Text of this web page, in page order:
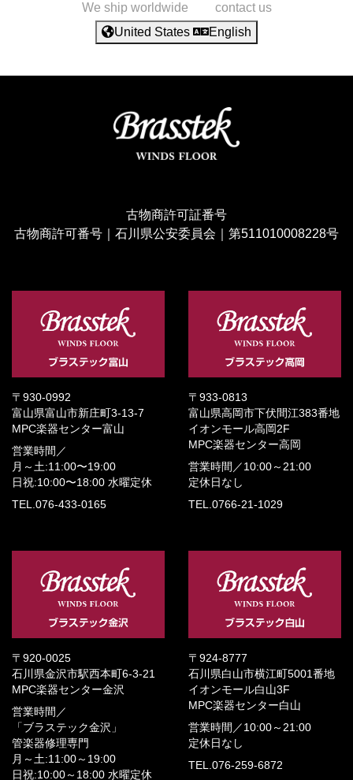
We ship worldwide
contact us
United States
English
古物商許可証番号
古物商許可番号｜石川県公安委員会｜第511010008228号
〒930-0992
富山県富山市新庄町3-13-7
MPC楽器センター富山
営業時間／
月～土:11:00〜19:00
日祝:10:00〜18:00 水曜定休
TEL.076-433-0165
〒933-0813
富山県高岡市下伏間江383番地
イオンモール高岡2F
MPC楽器センター高岡
営業時間／ 10:00～21:00
定休日なし
TEL.0766-21-1029
〒920-0025
石川県金沢市駅西本町6-3-21
MPC楽器センター金沢
営業時間／
「ブラステック金沢」
管楽器修理専門
月～土:11:00～19:00
日祝:10:00～18:00 水曜定休
〒924-8777
石川県白山市横江町5001番地
イオンモール白山3F
MPC楽器センター白山
営業時間／ 10:00～21:00
定休日なし
TEL.076-259-6872